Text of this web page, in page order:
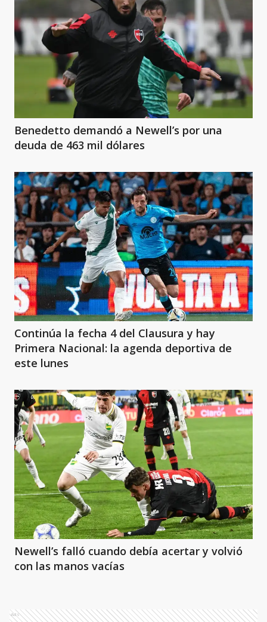
Benedetto demandó a Newell’s por una
deuda de 463 mil dólares
Continúa la fecha 4 del Clausura y hay
Primera Nacional: la agenda deportiva de
este lunes
Newell’s falló cuando debía acertar y volvió
con las manos vacías
Ads